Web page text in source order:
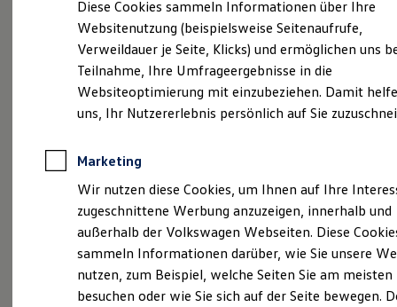
Kfz-Versicherung
Restschuldversicherungen
Garantien
Wartungsverträge
Geschäftskunden
Professional Class bei Volkswagen
Großkunden
Behörden
Anpfiff zum Gewinn
Elektroautos
ID. Tutorials
Elektrofahrzeugkonzepte
Reichweite
Reichweite der ID. Modelle
Reichweite im Winter
Impressum & Rechtliches
Probefahrt vereinbaren
Diese Cookies sammeln Informationen über Ihre
Websitenutzung (beispielsweise Seitenaufrufe,
Verweildauer je Seite, Klicks) und ermöglichen uns
Teilnahme, Ihre Umfrageergebnisse in die
Websiteoptimierung mit einzubeziehen. Damit
uns, Ihr Nutzererlebnis persönlich auf Sie
Marketing
Wir nutzen diese Cookies, um Ihnen auf Ihre
zugeschnittene Werbung anzuzeigen, innerhalb und
außerhalb der Volkswagen Webseiten. Diese
sammeln Informationen darüber, wie Sie unsere
nutzen, zum Beispiel, welche Seiten Sie am meisten
besuchen oder wie Sie sich auf der Seite bewegen.